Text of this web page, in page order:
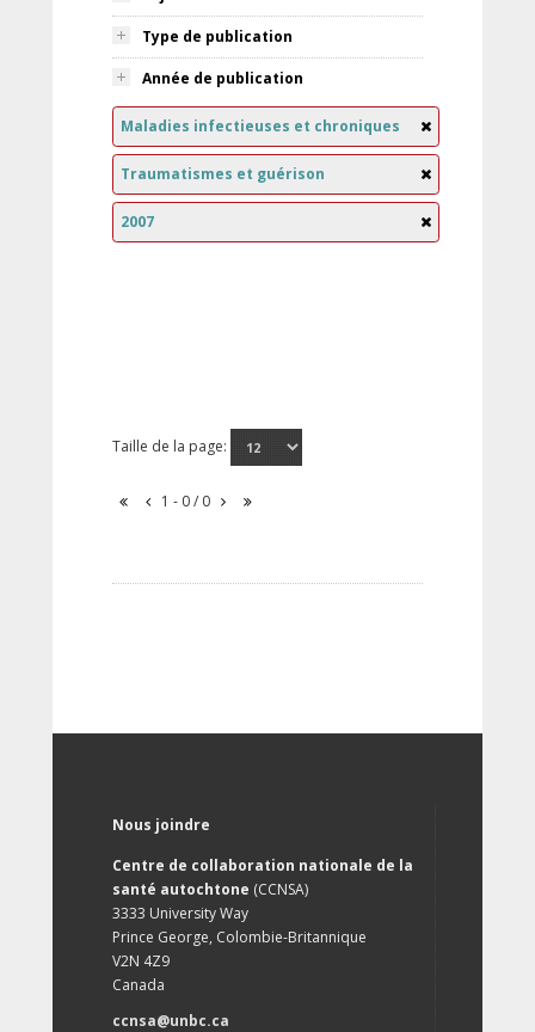
Type de publication
Année de publication
Maladies infectieuses et chroniques
Traumatismes et guérison
2007
Taille de la page:
1 - 0 / 0
Nous joindre
Centre de collaboration nationale de la
santé autochtone (CCNSA)
3333 University Way
Prince George, Colombie-Britannique
V2N 4Z9
Canada
ccnsa@unbc.ca